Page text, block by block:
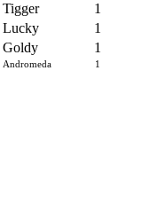
Tigger
1
Lucky
1
Goldy 1
Andromeda 1